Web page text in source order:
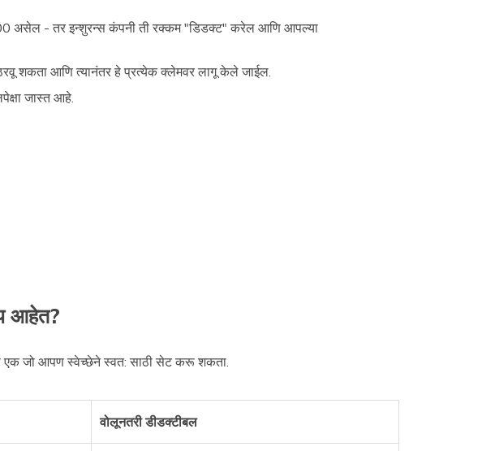
असेल - तर इन्शुरन्स कंपनी ती रक्कम "डिडक्ट" करेल आणि आपल्या
शकता आणि त्यानंतर हे प्रत्येक क्लेमवर लागू केले जाईल.
जास्त आहे.
आहेत?
जो आपण स्वेच्छेने स्वत: साठी सेट करू शकता.
वोलूनतरी डीडक्टीबल